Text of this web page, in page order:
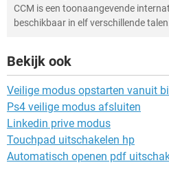
CCM is een toonaangevende
beschikbaar in elf verschillende talen.
Bekijk ook
Veilige modus opstarten vanuit
Ps4 veilige modus afsluiten
Linkedin prive modus
Touchpad uitschakelen hp
Automatisch openen pdf